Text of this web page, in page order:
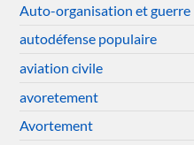
Auto-organisation et guerre
autodéfense populaire
aviation civile
avoretement
Avortement